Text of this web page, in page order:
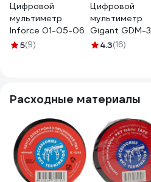
Цифровой
мультиметр
Inforce 01-05-06
5(9)
Цифровой
мультиметр
Gigant GDM-3
4.3(16)
Расходные материалы